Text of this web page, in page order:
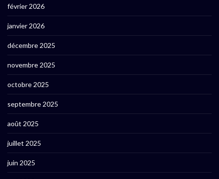
février 2026
janvier 2026
décembre 2025
novembre 2025
octobre 2025
septembre 2025
août 2025
juillet 2025
juin 2025